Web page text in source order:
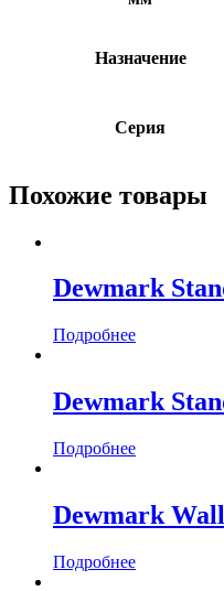
Назначение
Серия
Похожие товары
Dewmark
Подробнее
Dewmark
Подробнее
Dewmark
Подробнее